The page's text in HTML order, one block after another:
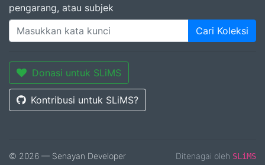
pengarang, atau subjek
Cari Koleksi
Donasi untuk SLiMS
Kontribusi untuk SLiMS?
© 2026 — Senayan Developer
Ditenagai oleh SLiMS